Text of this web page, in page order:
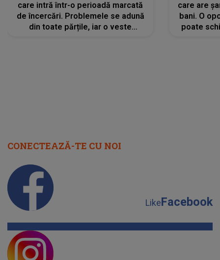
care intră într-o perioadă marcată
de încercări. Problemele se adună
din toate părțile, iar o veste
care are
bani. O
poate
CONECTEAZĂ-TE CU NOI
LikeFacebook